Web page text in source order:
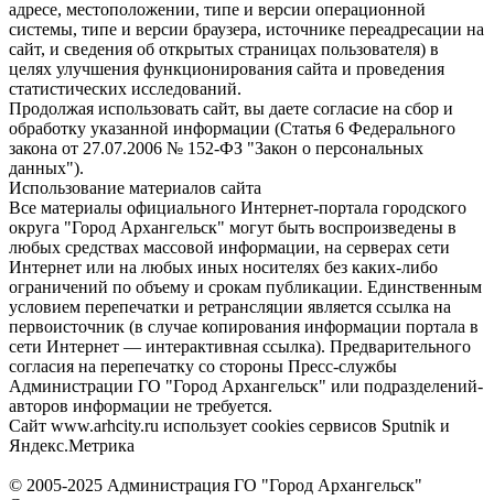
адресе, местоположении, типе и версии операционной
системы, типе и версии браузера, источнике переадресации на
сайт, и сведения об открытых страницах пользователя) в
целях улучшения функционирования сайта и проведения
статистических исследований.
Продолжая использовать сайт, вы даете согласие на сбор и
обработку указанной информации (Статья 6 Федерального
закона от 27.07.2006 № 152-ФЗ "Закон о персональных
данных").
Использование материалов сайта
Все материалы официального Интернет-портала городского
округа "Город Архангельск" могут быть воспроизведены в
любых средствах массовой информации, на серверах сети
Интернет или на любых иных носителях без каких-либо
ограничений по объему и срокам публикации. Единственным
условием перепечатки и ретрансляции является ссылка на
первоисточник (в случае копирования информации портала в
сети Интернет — интерактивная ссылка). Предварительного
согласия на перепечатку со стороны Пресс-службы
Администрации ГО "Город Архангельск" или подразделений-
авторов информации не требуется.
Сайт www.arhcity.ru использует cookies сервисов Sputnik и
Яндекс.Метрика
© 2005-2025 Администрация ГО "Город Архангельск"